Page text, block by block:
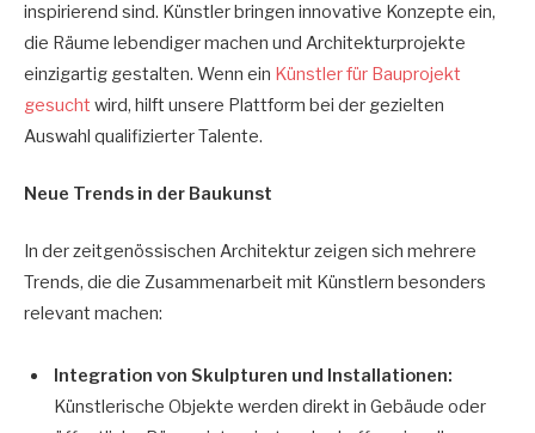
inspirierend sind. Künstler bringen innovative Konzepte ein,
die Räume lebendiger machen und Architekturprojekte
einzigartig gestalten. Wenn ein Künstler für Bauprojekt
gesucht wird, hilft unsere Plattform bei der gezielten
Auswahl qualifizierter Talente.
Neue Trends in der Baukunst
In der zeitgenössischen Architektur zeigen sich mehrere
Trends, die die Zusammenarbeit mit Künstlern besonders
relevant machen:
Integration von Skulpturen und Installationen:
Künstlerische Objekte werden direkt in Gebäude oder